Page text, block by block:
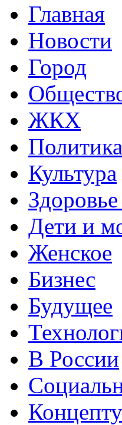
Главная
Новости
Город
ЖКХ
Политика
Культура
Дети и
Женское
Бизнес
Будущее
В России